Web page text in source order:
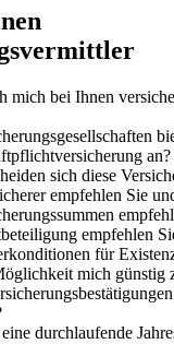
mich bei Ihnen
an?
sich diese
empfehlen Sie
empfehlen
für
mich günstig
durchlaufende